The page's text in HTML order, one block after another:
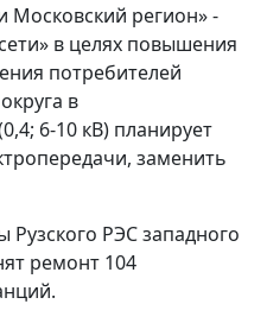
Московский регион» -
в целях повышения
потребителей
в
6-10 кВ) планирует
заменить
РЭС западного
ремонт 104